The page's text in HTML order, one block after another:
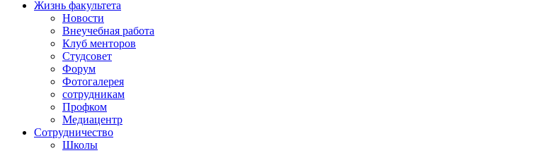
Жизнь факультета
Новости
Внеучебная работа
Клуб менторов
Студсовет
Форум
Фотогалерея
сотрудникам
Профком
Медиацентр
Сотрудничество
Школы